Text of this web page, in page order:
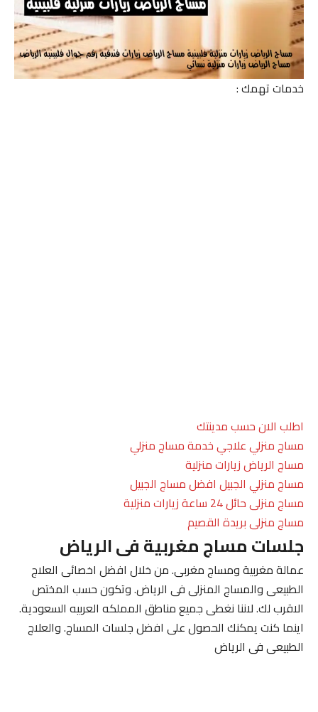
خدمات تهمك :
اطلب الان حسب مدينتك
مساج منزلي علاجي خدمة مساج منزلي
مساج الرياض زيارات منزلية
مساج منزلي الجبيل افضل مساج الجبيل
مساج منزلى حائل 24 ساعة زيارات منزلية
مساج منزلى بريدة القصيم
جلسات مساج مغربية فى الرياض
عمالة مغربية ومساج مغربى. من خلال افضل اخصائى العلاج
الطبيعى والمساج المنزلى فى الرياض. وتكون حسب المختص
الاقرب لك. لاننا نغطى جميع مناطق المملكه العربيه السعودية.
اينما كنت يمكنك الحصول على افضل جلسات المساج. والعلاج
الطبيعى فى الرياض